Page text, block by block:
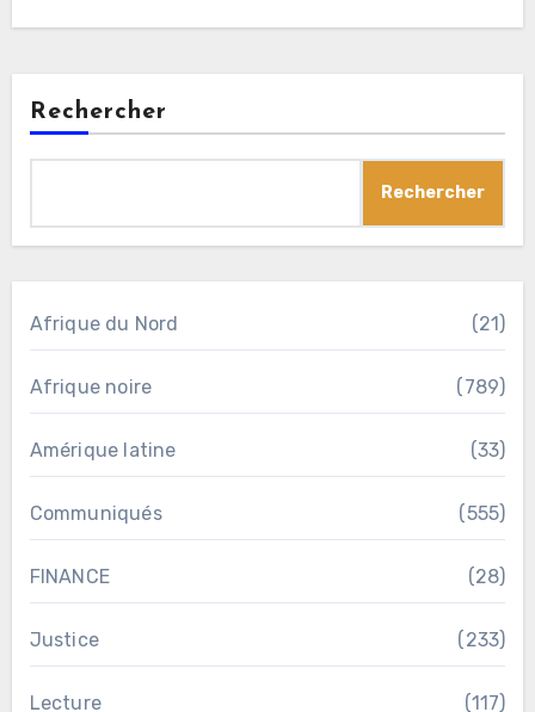
Rechercher
Rechercher
Afrique du Nord (21)
Afrique noire (789)
Amérique latine (33)
Communiqués (555)
FINANCE (28)
Justice (233)
Lecture (117)